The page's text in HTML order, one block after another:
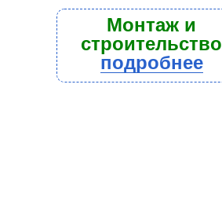
Монтаж и
строительство
подробнее